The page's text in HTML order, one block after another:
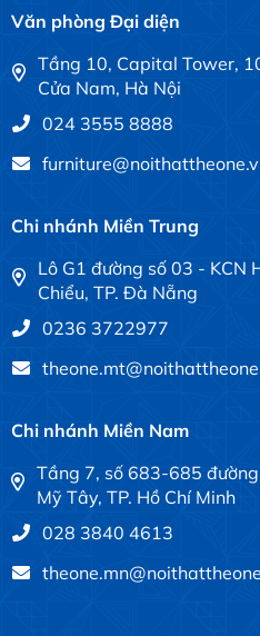
Văn phòng Đại diện
Tầng 10, Capital Tower,
Cửa Nam, Hà Nội
024 3555 8888
Chi nhánh Miền Trung
Lô G1 đường số 03 - KCN
Chiểu, TP. Đà Nẵng
0236 3722977
Chi nhánh Miền Nam
Tầng 7, số 683-685
Mỹ Tây, TP. Hồ Chí Minh
028 3840 4613